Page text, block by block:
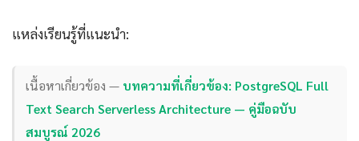
แหล่งเรียนรู้ที่แนะนำ:
เนื้อหาเกี่ยวข้อง — บทความที่เกี่ยวข้อง: PostgreSQL Full
Text Search Serverless Architecture — คู่มือฉบับ
สมบูรณ์ 2026